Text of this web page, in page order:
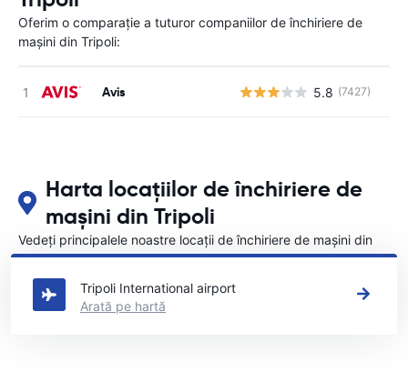
Oferim o comparație a tuturor companiilor de închiriere de
mașini din Tripoli:
Avis 5.8 (7427)
Harta locațiilor de închiriere de
mașini din Tripoli
Vedeți principalele noastre locații de închiriere de mașini din
Tripoli
Tripoli International airport
Arată pe hartă